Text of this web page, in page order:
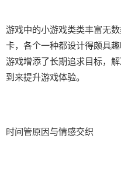
游戏中的小游戏类类丰富无
卡，各个一种都设计得颇具
游戏增添了长期追求目标，
到来提升游戏体验。
时间管原因与情感交织